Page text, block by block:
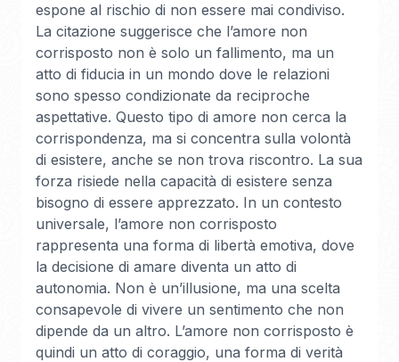
espone al rischio di non essere mai condiviso.
La citazione suggerisce che l’amore non
corrisposto non è solo un fallimento, ma un
atto di fiducia in un mondo dove le relazioni
sono spesso condizionate da reciproche
aspettative. Questo tipo di amore non cerca la
corrispondenza, ma si concentra sulla volontà
di esistere, anche se non trova riscontro. La sua
forza risiede nella capacità di esistere senza
bisogno di essere apprezzato. In un contesto
universale, l’amore non corrisposto
rappresenta una forma di libertà emotiva, dove
la decisione di amare diventa un atto di
autonomia. Non è un’illusione, ma una scelta
consapevole di vivere un sentimento che non
dipende da un altro. L’amore non corrisposto è
quindi un atto di coraggio, una forma di verità